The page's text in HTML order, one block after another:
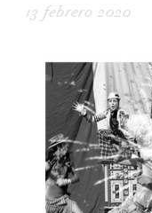
13 febrero 2020